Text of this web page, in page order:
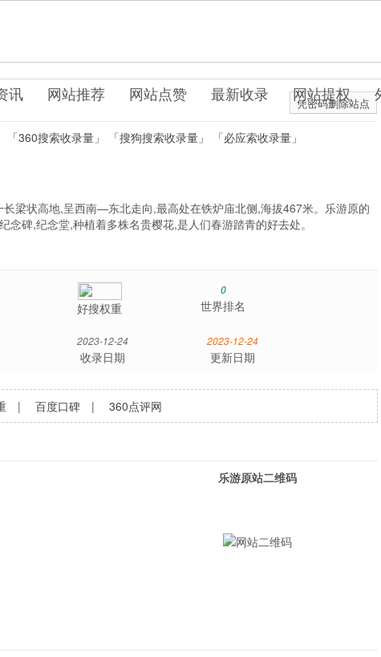
讯 网站推荐 网站点赞 最新收录 网站提权
凭密码删除站点
「360搜索收录量」 「搜狗搜索收录量」
「必应索收录量」
梁状高地,呈西南—东北走向,最高处在铁炉庙北侧,海拔467米。乐游原的
碑,纪念堂,种植着多株名贵樱花,是人们春游踏青的好去处。
好搜权重
0
世界排名
2023-12-24
收录日期
2023-12-24
更新日期
|百度口碑 |360点评网
乐游原站二维码